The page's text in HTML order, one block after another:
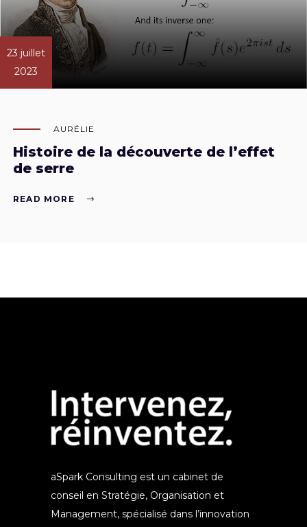
23 juillet
2023
AURÉLIE
Histoire de la découverte de l’effet
de serre
READ MORE
aSpark Consulting est un cabinet de
conseil en Stratégie, Organisation et
Management, spécialisé dans l’innovation